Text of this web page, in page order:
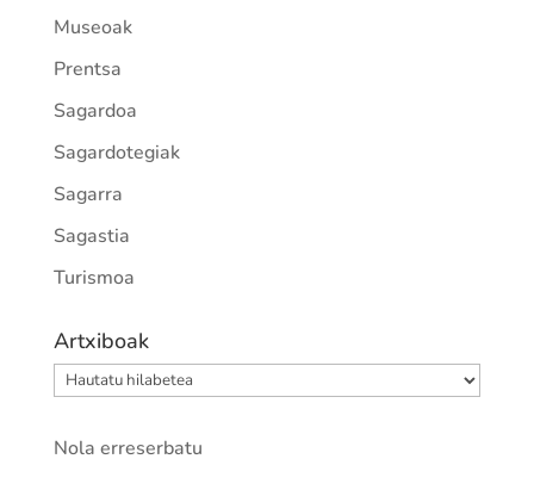
Museoak
Prentsa
Sagardoa
Sagardotegiak
Sagarra
Sagastia
Turismoa
Artxiboak
Artxiboak
Nola erreserbatu